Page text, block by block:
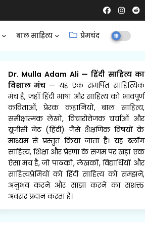
बाल साहित्य प्रेमचंद समीक्षाएँ
Dr. Mulla Adam Ali —हिंदी साहित्य का
विशाल मंच — यह एक समर्पित साहित्यिक
मंच है, जहाँ हिंदी भाषा और साहित्य को भावपूर्ण
कविताओं, प्रेरक कहानियों, बाल साहित्य,
समीक्षात्मक लेखों, विचारोत्तेजक चर्चाओं और
यूजीसी नेट (हिंदी) जैसे शैक्षणिक विषयों के
माध्यम से प्रस्तुत किया जाता है। यह ब्लॉग
साहित्य, शिक्षा और प्रेरणा के संगम पर खड़ा एक
ऐसा मंच है, जो पाठकों, लेखकों, विद्यार्थियों और
साहित्यप्रेमियों को हिंदी साहित्य को समझने,
अनुभव करने और साझा करने का सशक्त
अवसर प्रदान करता है।